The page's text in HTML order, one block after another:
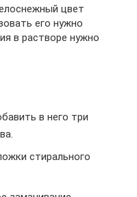
цвет
его нужно
в растворе нужно
в него три
стирального